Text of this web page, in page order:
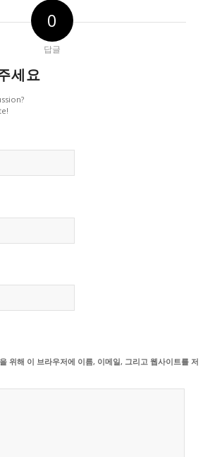
0
답글
세요
위해 이 브라우저에 이름, 이메일, 그리고 웹사이트를 저